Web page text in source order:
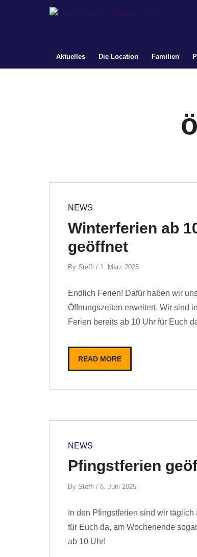
Aktuelles Die Location Familien
NEWS
Winterferien ab
geöffnet
By
By Steffi / 1. März 2025
Endlich Ferien! Dafür haben wir
Öffnungszeiten erweitert. Wir sind
Ferien bereits ab 10 Uhr für Euch
READ MORE
NEWS
Pfingstferien
By
By Steffi / 6. Juni 2025
In den Pfingstferien sind wir täglich
für Euch da, am Wochenende
ab 10 Uhr!